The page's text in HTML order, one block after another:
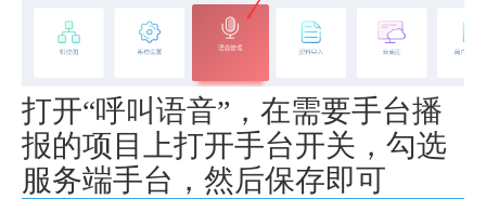
打开“呼叫语音”，在需要手台播
报的项目上打开手台开关，勾选
服务端手台，然后保存即可